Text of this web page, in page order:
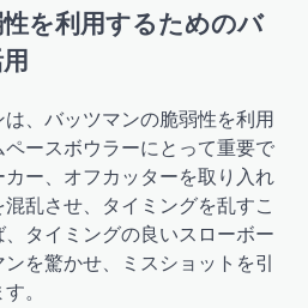
を利用するためのバ
、バッツマンの脆弱性を利用
ースボウラーにとって重要で
ー、オフカッターを取り入れ
乱させ、タイミングを乱すこ
タイミングの良いスローボー
を驚かせ、ミスショットを引
。